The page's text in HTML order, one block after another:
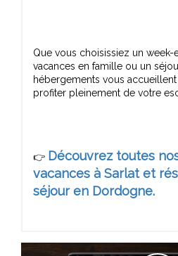
Que vous choisissiez un
vacances en famille ou un
hébergements vous
👉 Découvrez toutes
vacances à Sarlat et
séjour en Dordogne.